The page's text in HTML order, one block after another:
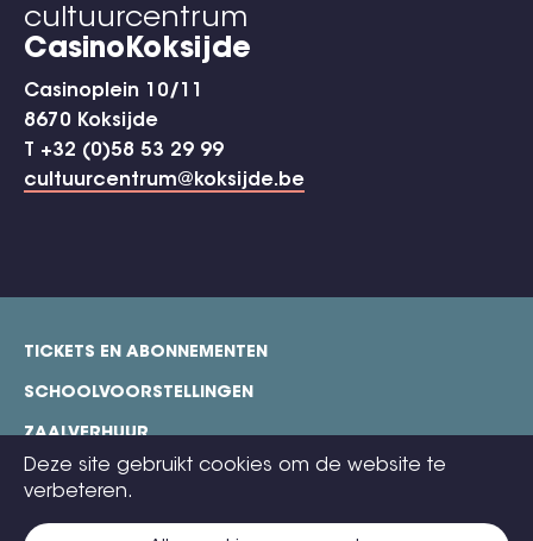
cultuurcentrum
CasinoKoksijde
Casinoplein 10/11
8670 Koksijde
T +32 (0)58 53 29 99
cultuurcentrum@koksijde.be
Deze site gebruikt cookies om de website te
verbeteren.
footer
TICKETS EN ABONNEMENTEN
SCHOOLVOORSTELLINGEN
ZAALVERHUUR
TECHNISCHE FICHES